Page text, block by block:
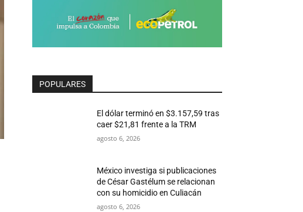
POPULARES
El dólar terminó en $3.157,59 tras
caer $21,81 frente a la TRM
agosto 6, 2026
México investiga si publicaciones
de César Gastélum se relacionan
con su homicidio en Culiacán
agosto 6, 2026